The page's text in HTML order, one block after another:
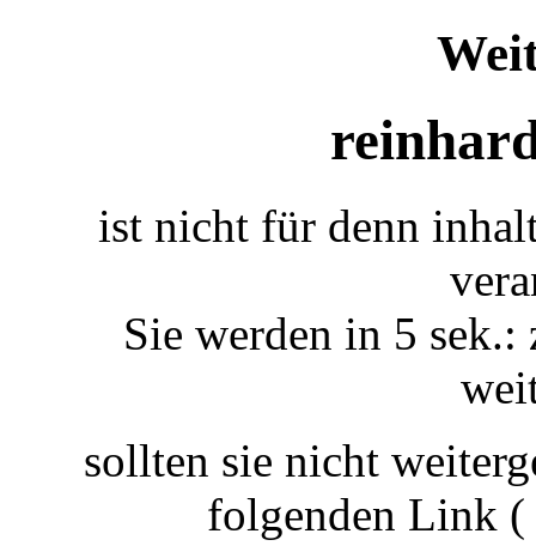
ist nicht für denn
Sie werden in 5 sek.:
sollten sie nicht
folgenden Link (